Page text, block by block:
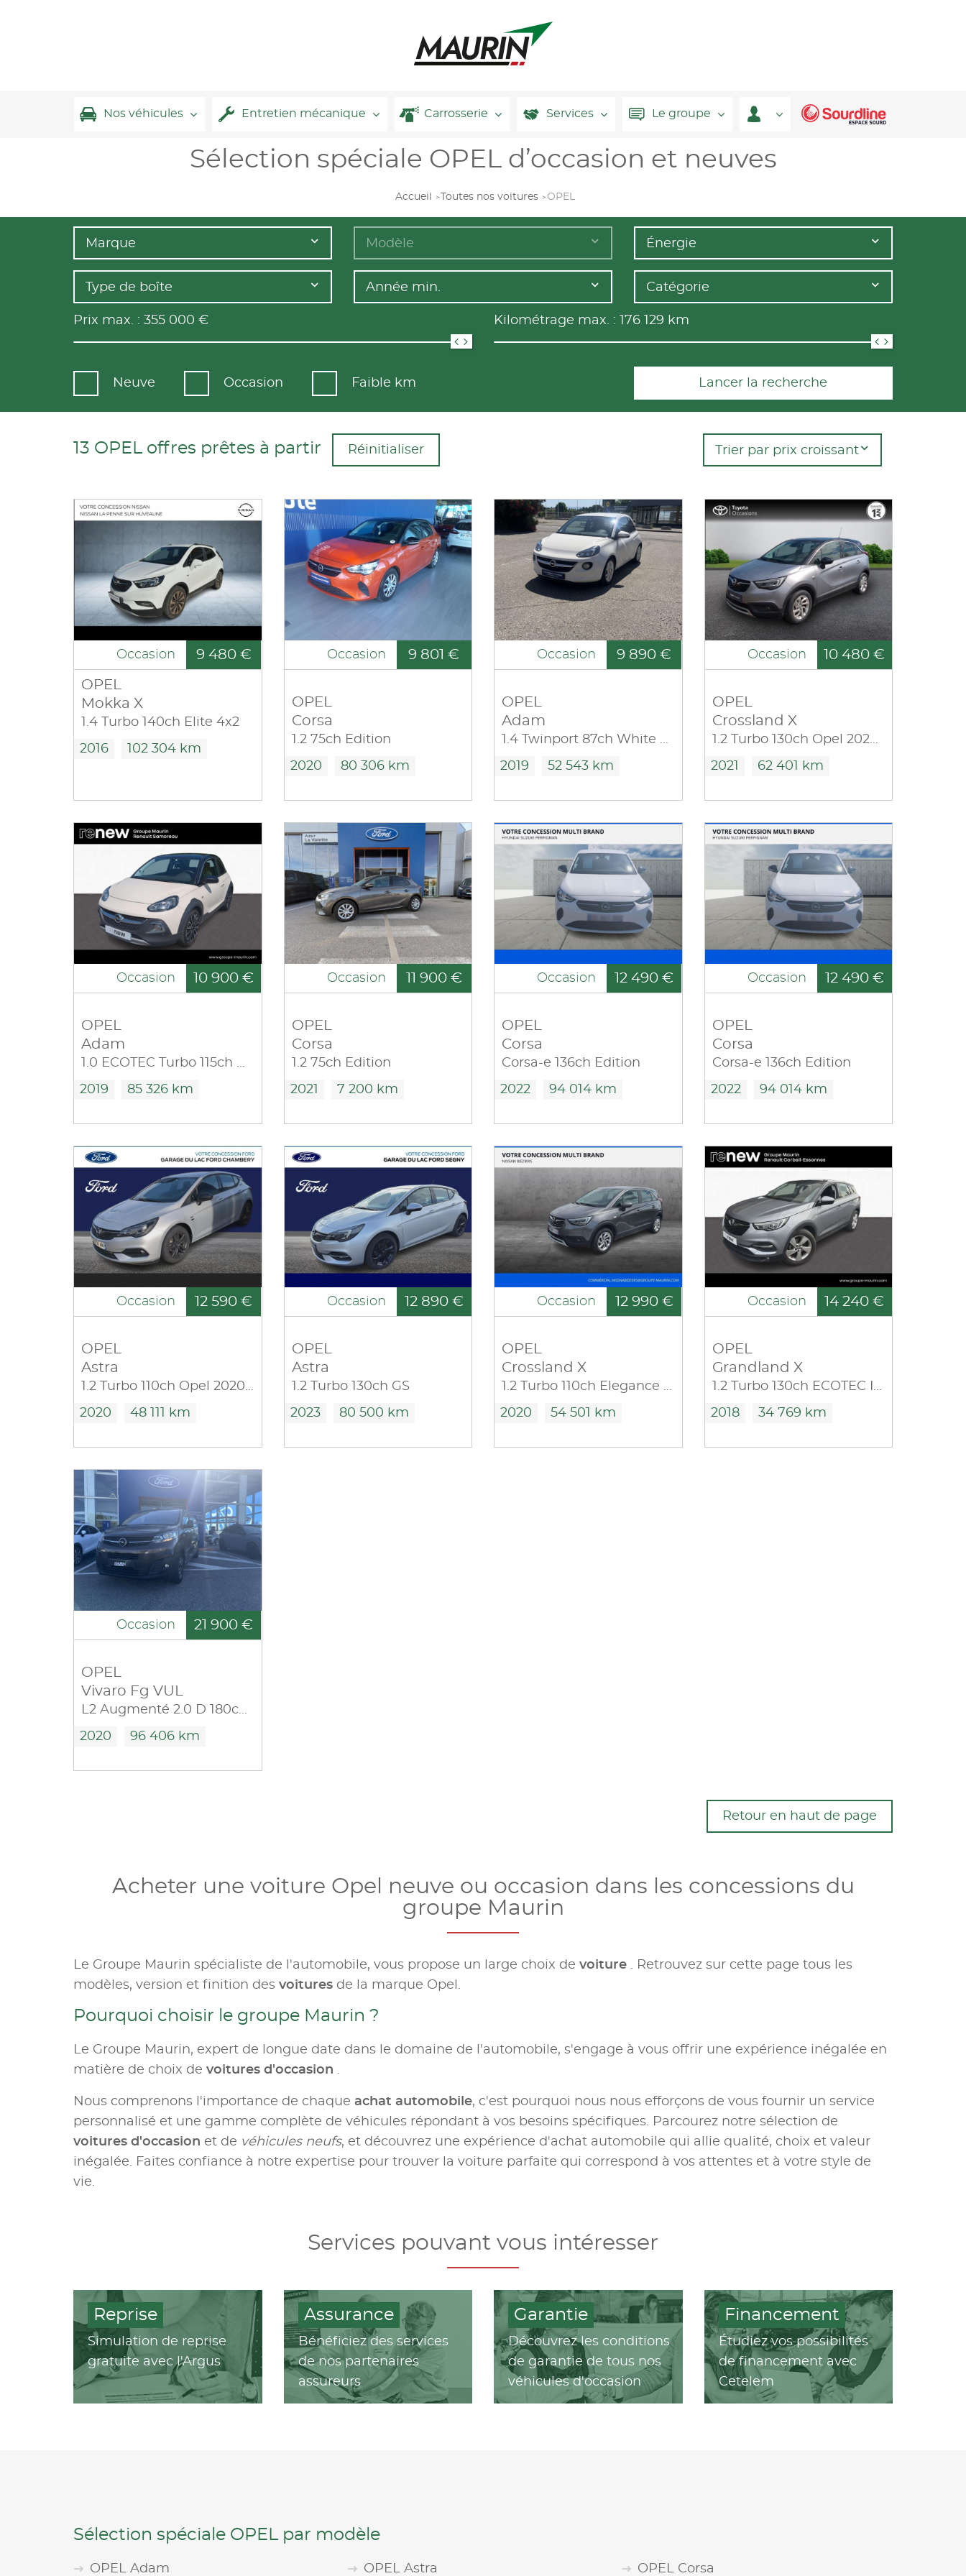
Nos véhicules Entretien mécanique Carrosserie Services Le groupe
Sélection spéciale OPEL d’occasion et neuves
Accueil Toutes nos voitures OPEL
Marque Modèle Énergie
Type de boîte Année min. Catégorie
Prix max. : 355 000 € Kilométrage max. : 176 129 km
Neuve Occasion Faible km Lancer la recherche
13 OPEL offres prêtes à partir Réinitialiser Trier par prix croissant
Occasion 9 480 €
OPEL
Mokka X
1.4 Turbo 140ch Elite 4x2
2016 102 304 km
Occasion 9 801 €
OPEL
Corsa
1.2 75ch Edition
2020 80 306 km
Occasion 9 890 €
OPEL
Adam
1.4 Twinport 87ch White Edition Start/Stop
2019 52 543 km
Occasion 10 480 €
OPEL
Crossland X
1.2 Turbo 130ch Opel 2020 Euro 6d-T
2021 62 401 km
Occasion 10 900 €
OPEL
Adam
1.0 ECOTEC Turbo 115ch Unlimited Start/Stop
2019 85 326 km
Occasion 11 900 €
OPEL
Corsa
1.2 75ch Edition
2021 7 200 km
Occasion 12 490 €
OPEL
Corsa
Corsa-e 136ch Edition
2022 94 014 km
Occasion 12 490 €
OPEL
Corsa
Corsa-e 136ch Edition
2022 94 014 km
Occasion 12 590 €
OPEL
Astra
1.2 Turbo 110ch Opel 2020 6cv
2020 48 111 km
Occasion 12 890 €
OPEL
Astra
1.2 Turbo 130ch GS
2023 80 500 km
Occasion 12 990 €
OPEL
Crossland X
1.2 Turbo 110ch Elegance 6cv
2020 54 501 km
Occasion 14 240 €
OPEL
Grandland X
1.2 Turbo 130ch ECOTEC Innovation
2018 34 769 km
Occasion 21 900 €
OPEL
Vivaro Fg VUL
L2 Augmenté 2.0 D 180ch Pack Business BVA8
2020 96 406 km
Retour en haut de page
Acheter une voiture Opel neuve ou occasion dans les concessions du
groupe Maurin
Le Groupe Maurin spécialiste de l'automobile, vous propose un large choix de voiture . Retrouvez sur cette page tous les
modèles, version et finition des voitures de la marque Opel.
Pourquoi choisir le groupe Maurin ?
Le Groupe Maurin, expert de longue date dans le domaine de l'automobile, s'engage à vous offrir une expérience inégalée en
matière de choix de voitures d'occasion .
Nous comprenons l'importance de chaque achat automobile, c'est pourquoi nous nous efforçons de vous fournir un service
personnalisé et une gamme complète de véhicules répondant à vos besoins spécifiques. Parcourez notre sélection de
voitures d'occasion et de véhicules neufs, et découvrez une expérience d'achat automobile qui allie qualité, choix et valeur
inégalée. Faites confiance à notre expertise pour trouver la voiture parfaite qui correspond à vos attentes et à votre style de
vie.
Services pouvant vous intéresser
Reprise
Simulation de reprise
gratuite avec l'Argus
Assurance
Bénéficiez des services
de nos partenaires
assureurs
Garantie
Découvrez les conditions
de garantie de tous nos
véhicules d'occasion
Financement
Étudiez vos possibilités
de financement avec
Cetelem
Sélection spéciale OPEL par modèle
OPEL Adam OPEL Astra OPEL Corsa